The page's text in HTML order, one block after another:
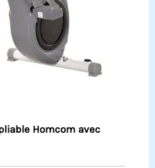
Homcom avec